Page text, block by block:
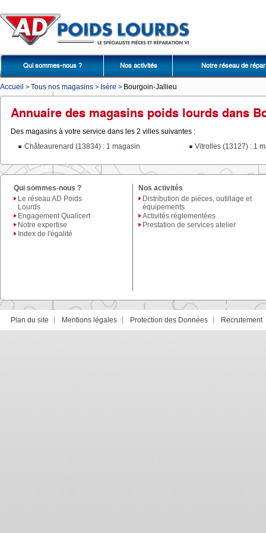
Qui sommes-nous ? Nos activités Notre réseau de
Accueil Tous nos magasins Isère Bourgoin-Jallieu
Annuaire des magasins poids lourds dans
Des magasins à votre service dans les 2 villes suivantes :
Châteaurenard (13834) : 1 magasin
Vitrolles (13127) : 1
Qui sommes-nous ?
Le réseau AD Poids
Lourds
Engagement Qualicert
Notre expertise
Index de l'égalité
Nos activités
Distribution de pièces, outillage et
équipements
Activités réglementées
Prestation de services atelier
Plan du site Mentions légales Protection des Données Recrutement